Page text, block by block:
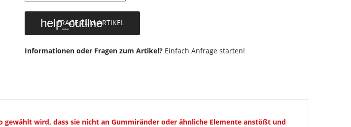
help_outline
FRAGE ZUM ARTIKEL
Informationen oder Fragen zum Artikel? Einfach Anfrage starten!
gewählt wird, dass sie nicht an Gummiränder oder ähnliche Elemente anstößt und